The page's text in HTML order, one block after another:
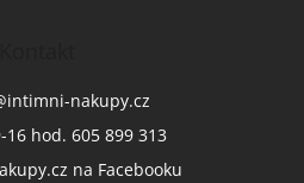
intimni-nakupy.cz
16 hod. 605 899 313
na Facebooku